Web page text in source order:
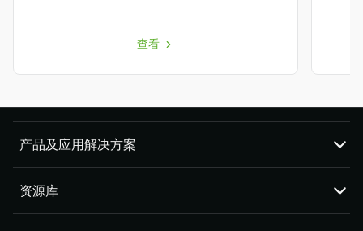
查看
产品及应用解决方案
吸盘和软爪
机器人臂端工具 (EOAT) 部件
资源库